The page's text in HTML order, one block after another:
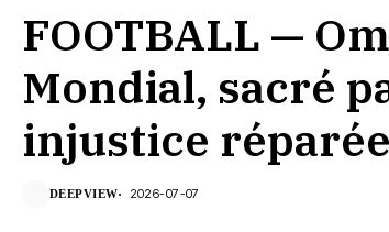
FOOTBALL —
Mondial, sacré
injustice réparée
DEEPVIEW 2026-07-07